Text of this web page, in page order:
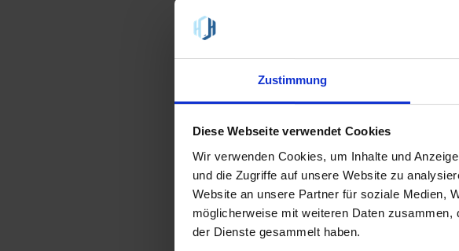
Zustimmung
Diese Webseite verwendet Cookies
Wir verwenden Cookies, um Inhalte und
und die Zugriffe auf unsere Website zu
Website an unsere Partner für soziale Medien,
möglicherweise mit weiteren Daten
der Dienste gesammelt haben.
ALDI TALK
Amiva
AY YILDIZ